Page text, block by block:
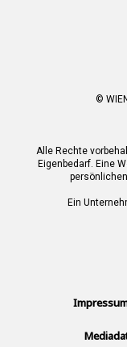
©
Alle Rechte
Eigenbedarf. Eine
Ein